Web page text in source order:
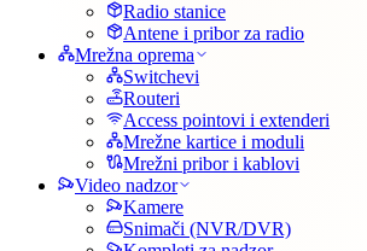
Radio stanice
Antene i pribor za radio
Mrežna oprema
Switchevi
Routeri
Access pointovi i extenderi
Mrežne kartice i moduli
Mrežni pribor i kablovi
Video nadzor
Kamere
Snimači (NVR/DVR)